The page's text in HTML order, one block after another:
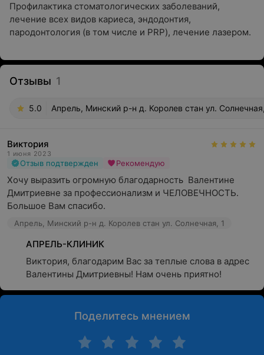
Профилактика стоматологических заболеваний,
лечение всех видов кариеса, эндодонтия,
пародонтология (в том числе и PRP), лечение лазером.
Отзывы 1
5.0 Апрель, Минский р-н д. Королев стан ул.
Виктория
1 июня 2023
Отзыв подтвержден Рекомендую
Хочу выразить огромную благодарность  Валентине
Дмитриевне за профессионализм и ЧЕЛОВЕЧНОСТЬ.
Большое Вам спасибо.
Апрель, Минский р-н д. Королев стан ул. Солнечная, 1
АПРЕЛЬ-КЛИНИК
Виктория, благодарим Вас за теплые слова в адрес
Валентины Дмитриевны! Нам очень приятно!
Поделитесь мнением